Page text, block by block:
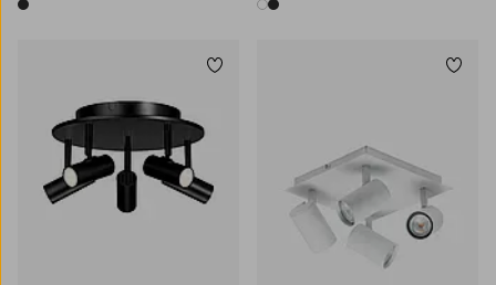
1 farve 2 farver
Tilføj til favoritter